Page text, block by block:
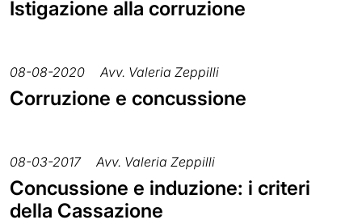
Istigazione alla corruzione
08-08-2020 Avv. Valeria Zeppilli
Corruzione e concussione
08-03-2017 Avv. Valeria Zeppilli
Concussione e induzione: i criteri
della Cassazione